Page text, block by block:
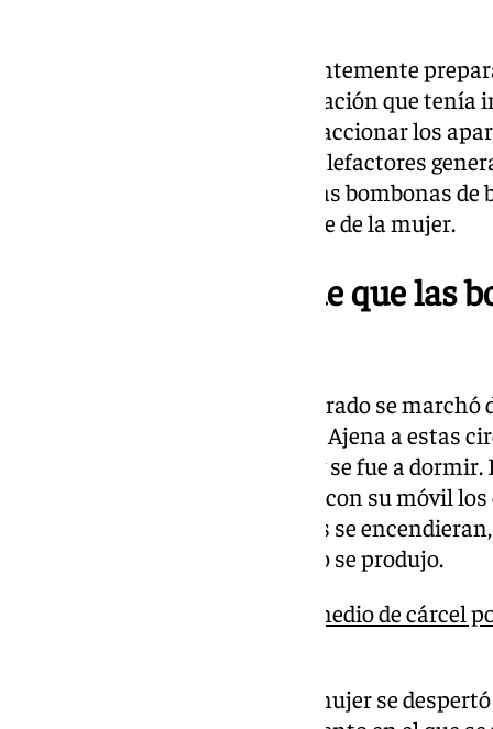
Los enchufes fueron «convenientemente
accionados mediante una aplicación que
Así, lo dispuso todo para que al accionar los
los papeles que envolvían los calefactores
prendiesen el gas liberado por las bombonas
explosión que causase la muerte de la mujer.
La mujer se percató de que las
Con todo supuestamente preparado se
llenaba paulatinamente de gas. Ajena a estas
casa sobre las ocho de la tarde y se fue a
madrugada, el acusado accionó con su móvil
provocando que los calefactores se
ninguna llama y la explosión no se produjo.
Condenado a ocho años y medio de cárcel
Sobre las seis de la mañana la mujer se